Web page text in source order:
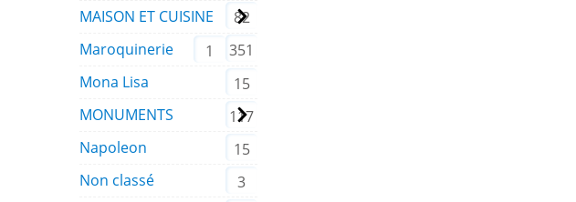
82
MAISON ET CUISINE
351
Maroquinerie
1
Mona Lisa
15
MONUMENTS
117
Napoleon
15
Non classé
3